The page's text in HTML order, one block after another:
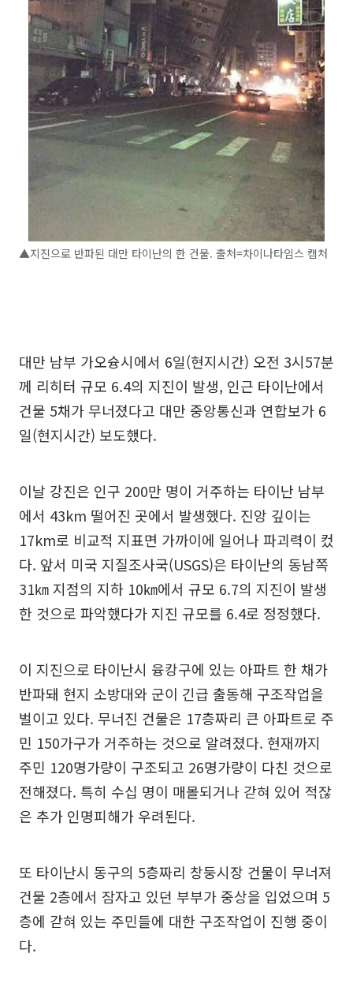
▲지진으로 반파된 대만 타이난의 한 건물. 출처=차이나타임스 캡처
대만 남부 가오슝시에서 6일(현지시간) 오전 3시57분
께 리히터 규모 6.4의 지진이 발생, 인근 타이난에서
건물 5채가 무너졌다고 대만 중앙통신과 연합보가 6
일(현지시간) 보도했다.
이날 강진은 인구 200만 명이 거주하는 타이난 남부
에서 43km 떨어진 곳에서 발생했다. 진앙 깊이는
17km로 비교적 지표면 가까이에 일어나 파괴력이 컸
다. 앞서 미국 지질조사국(USGS)은 타이난의 동남쪽
31㎞ 지점의 지하 10㎞에서 규모 6.7의 지진이 발생
한 것으로 파악했다가 지진 규모를 6.4로 정정했다.
이 지진으로 타이난시 융캉구에 있는 아파트 한 채가
반파돼 현지 소방대와 군이 긴급 출동해 구조작업을
벌이고 있다. 무너진 건물은 17층짜리 큰 아파트로 주
민 150가구가 거주하는 것으로 알려졌다. 현재까지
주민 120명가량이 구조되고 26명가량이 다친 것으로
전해졌다. 특히 수십 명이 매몰되거나 갇혀 있어 적잖
은 추가 인명피해가 우려된다.
또 타이난시 동구의 5층짜리 창둥시장 건물이 무너져
건물 2층에서 잠자고 있던 부부가 중상을 입었으며 5
층에 갇혀 있는 주민들에 대한 구조작업이 진행 중이
다.